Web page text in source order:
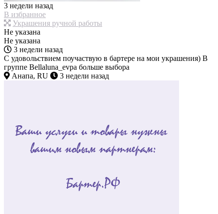
3 недели назад
В избранное
Украшения ручной работы
Не указана
Не указана
3 недели назад
С удовольствием поучаствую в бартере на мои украшения) В
группе Bellaluna_evpa больше выбора
Анапа, RU
3 недели назад